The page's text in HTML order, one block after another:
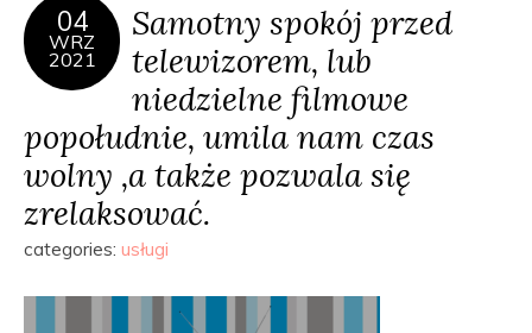
04
WRZ
2021
Samotny spokój przed
telewizorem, lub
niedzielne filmowe
popołudnie, umila nam czas
wolny ,a także pozwala się
zrelaksować.
categories: usługi